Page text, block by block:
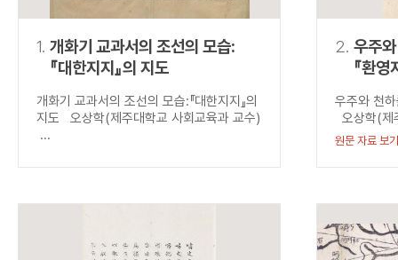
동시에 여러 개의 연산자를 사용할 수 있습니다.
1. 개화기 교과서의 조선의 모습:
『대한지지』의 지도
개화기 교과서의 조선의 모습:『대한지지』의
지도 오상학(제주대학교 사회교육과 교수)
...
2. 우주
『환영
우주와 천하
오상학(
원문 자료 보기